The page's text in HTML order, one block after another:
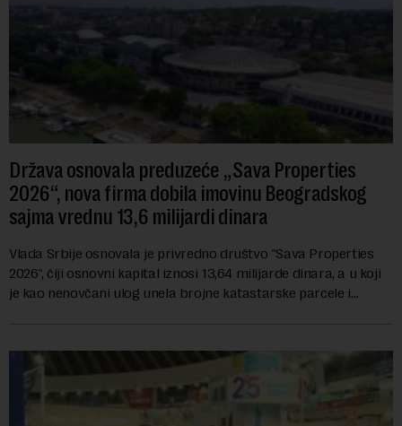
Država osnovala preduzeće „Sava Properties
2026“, nova firma dobila imovinu Beogradskog
sajma vrednu 13,6 milijardi dinara
Vlada Srbije osnovala je privredno društvo "Sava Properties
2026", čiji osnovni kapital iznosi 13,64 milijarde dinara, a u koji
je kao nenovčani ulog unela brojne katastarske parcele i